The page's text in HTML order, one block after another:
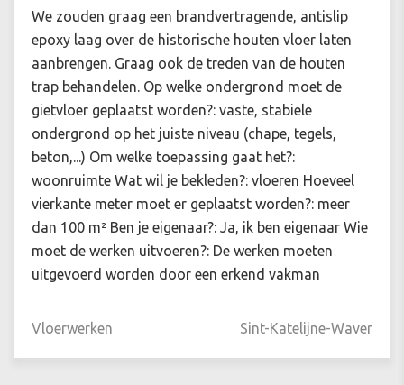
We zouden graag een brandvertragende, antislip
epoxy laag over de historische houten vloer laten
aanbrengen. Graag ook de treden van de houten
trap behandelen. Op welke ondergrond moet de
gietvloer geplaatst worden?: vaste, stabiele
ondergrond op het juiste niveau (chape, tegels,
beton,...) Om welke toepassing gaat het?:
woonruimte Wat wil je bekleden?: vloeren Hoeveel
vierkante meter moet er geplaatst worden?: meer
dan 100 m² Ben je eigenaar?: Ja, ik ben eigenaar Wie
moet de werken uitvoeren?: De werken moeten
uitgevoerd worden door een erkend vakman
Vloerwerken Sint-Katelijne-Waver